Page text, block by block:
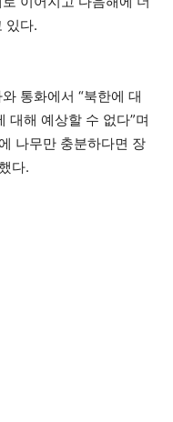
있다.
통화에서 “북한에 대
대해 예상할 수 없다”며
나무만 충분하다면 장
다.